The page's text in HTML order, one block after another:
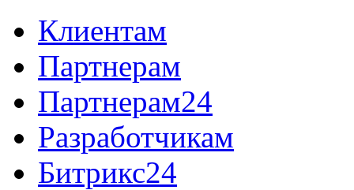
Клиентам
Партнерам
Партнерам24
Разработчикам
Битрикс24